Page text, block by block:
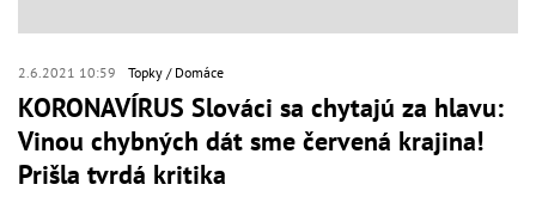
2.6.2021 10:59 Topky Domáce
KORONAVÍRUS Slováci sa chytajú za hlavu:
Vinou chybných dát sme červená krajina!
Prišla tvrdá kritika